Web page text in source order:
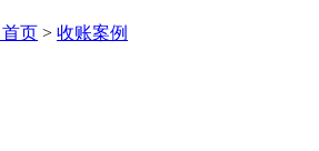
首页 > 收账案例